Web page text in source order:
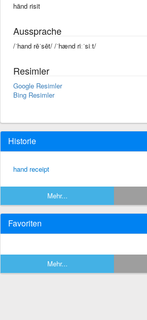
händ risit
Aussprache
/ˈhand rēˈsēt/ /ˈhænd riːˈsiːt/
Resimler
Google Resimler
Bing Resimler
Historie
hand receipt
Mehr...
Favoriten
Mehr...